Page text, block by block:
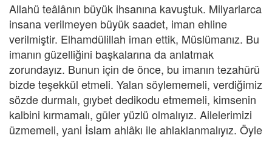
Allahü teâlânın büyük ihsanına kavuştuk. Milyarlarca
insana verilmeyen büyük saadet, iman ehline
verilmiştir. Elhamdülillah iman ettik, Müslümanız. Bu
imanın güzelliğini başkalarına da anlatmak
zorundayız. Bunun için de önce, bu imanın tezahürü
bizde teşekkül etmeli. Yalan söylememeli, verdiğimiz
sözde durmalı, gıybet dedikodu etmemeli, kimsenin
kalbini kırmamalı, güler yüzlü olmalıyız. Ailelerimizi
üzmemeli, yani İslam ahlâkı ile ahlaklanmalıyız. Öyle